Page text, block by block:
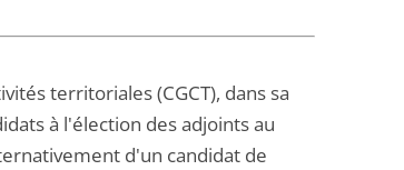
territoriales (CGCT), dans sa
à l'élection des adjoints au
d'un candidat de